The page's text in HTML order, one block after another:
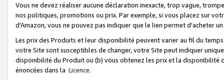
Vous ne devez réaliser aucune déclaration inexacte, trop vague,
nos politiques, promotions ou prix. Par exemple, si vous placez sur
d'Amazon, vous ne pouvez pas indiquer que le lien permet d'acheter
Les prix des Produits et leur disponibilité peuvent varier au fil du
votre Site sont susceptibles de changer, votre Site peut indiquer
disponibilité du Produit ou (b) vous obtenez les prix et la disponibilité
énoncées dans la Licence.